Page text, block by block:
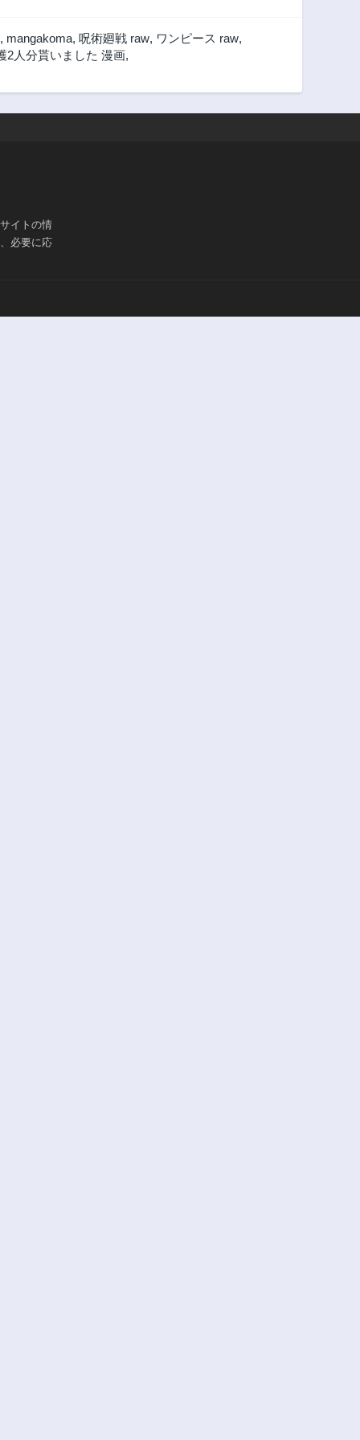
, mangakoma, 呪術廻戦 raw, ワンピース raw,
2人分貰いました 漫画,
イトの情
必要に応